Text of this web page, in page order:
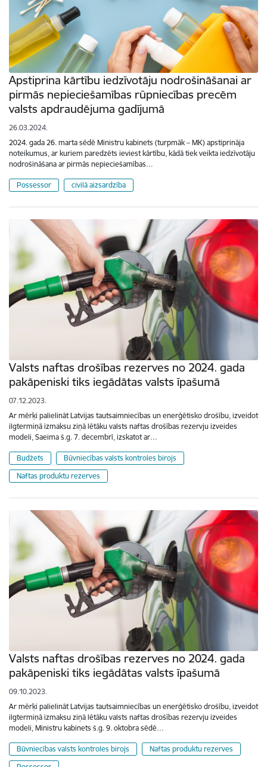
Apstiprina kārtību iedzīvotāju nodrošināšanai ar
pirmās nepieciešamības rūpniecības precēm
valsts apdraudējuma gadījumā
26.03.2024.
2024. gada 26. marta sēdē Ministru kabinets (turpmāk – MK) apstiprināja
noteikumus, ar kuriem paredzēts ieviest kārtību, kādā tiek veikta iedzīvotāju
nodrošināšana ar pirmās nepieciešamības…
Possessor civilā aizsardzība
Valsts naftas drošības rezerves no 2024. gada
pakāpeniski tiks iegādātas valsts īpašumā
07.12.2023.
Ar mērķi palielināt Latvijas tautsaimniecības un enerģētisko drošību, izveidot
ilgtermiņā izmaksu ziņā lētāku valsts naftas drošības rezervju izveides
modeli, Saeima š.g. 7. decembrī, izskatot ar…
Budžets
Būvniecības valsts kontroles birojs
Naftas produktu rezerves
Valsts naftas drošības rezerves no 2024. gada
pakāpeniski tiks iegādātas valsts īpašumā
09.10.2023.
Ar mērķi palielināt Latvijas tautsaimniecības un enerģētisko drošību, izveidot
ilgtermiņā izmaksu ziņā lētāku valsts naftas drošības rezervju izveides
modeli, Ministru kabinets š.g. 9. oktobra sēdē…
Būvniecības valsts kontroles birojs
Naftas produktu rezerves